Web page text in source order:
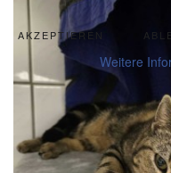
AKZEPTIEREN
Weitere